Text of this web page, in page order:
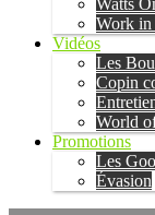
Watts
Work in
Vidéos
Les
Copin
World
Promotions
Les
Évasion